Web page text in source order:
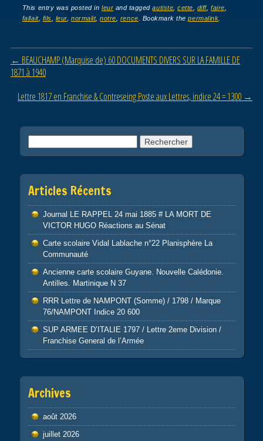
c
e
b
o
o
k
tt
er
ail
ta
g
er
This entry was posted inleur and taggedautiste ,cette diff ,faire
fallait, fils leur, normalit,notre rence . Bookmark thepermalink
Post navigation
← BEAUCHAMP (Marquise de) 60 DOCUMENTS DIVERS SUR LA FAMILLE DE
1871 à 1940
Lettre 1817 en Franchise & Contreseing Poste aux Lettres, indice 24 = 1300 →
Articles Récents
Journal LE RAPPEL 24 mai 1885 # LA MORT DE
VICTOR HUGO Réactions au Sénat
Carte scolaire Vidal Lablache n°22 Planisphère La
Communauté
Ancienne carte scolaire Guyane. Nouvelle Calédonie.
Antilles. Martinique N 37
RRR Lettre de NAMPONT (Somme) / 1798 / Marque
76/NAMPONT Indice 20 600
SUP ARMEE D’ITALIE 1797 / Lettre 2eme Division /
Franchise General de l’Armée
Archives
août 2026
juillet 2026